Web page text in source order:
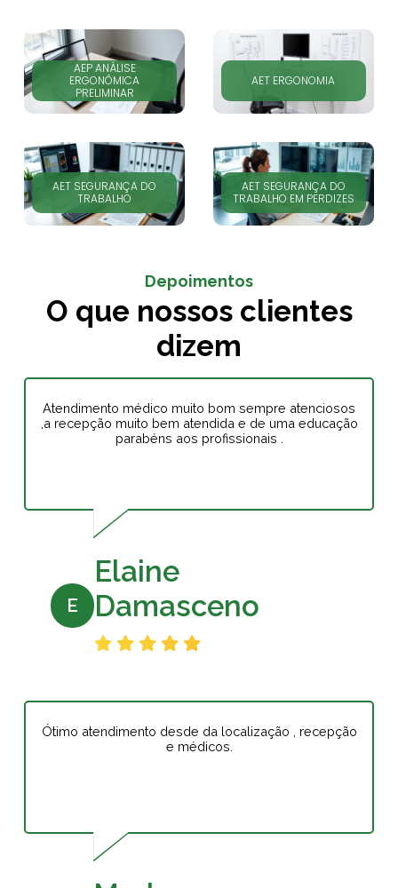
AEP ANÁLISE
ERGONÔMICA
PRELIMINAR
AET ERGONOMIA
AET SEGURANÇA DO
TRABALHO
AET SEGURANÇA DO
TRABALHO EM PERDIZES
Depoimentos
O que nossos clientes
dizem
Atendimento médico muito bom sempre atenciosos
,a recepção muito bem atendida e de uma educação
parabéns aos profissionais .
E
Elaine
Damasceno
Ótimo atendimento desde da localização , recepção
e médicos.